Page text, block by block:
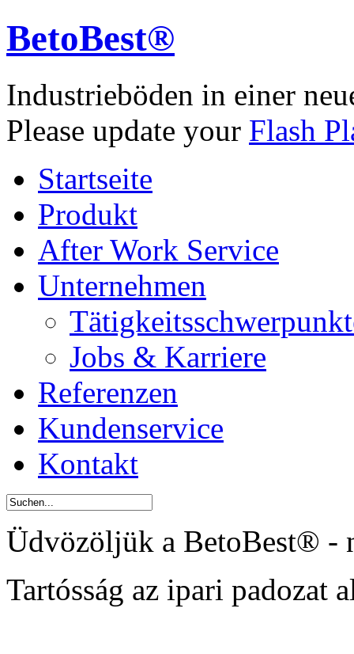
BetoBest®
Industrieböden in einer
Please update your Flash
Startseite
Produkt
After Work Service
Unternehmen
Jobs & Karriere
Referenzen
Kundenservice
Kontakt
Üdvözöljük a BetoBest® -
Tartósság az ipari padozat